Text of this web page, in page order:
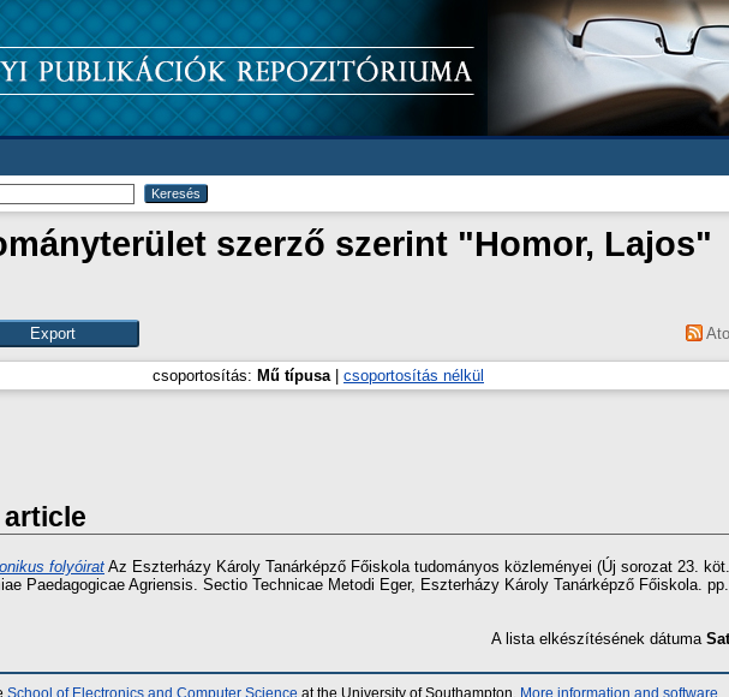
szerző szerint "Homor, Lajos"
csoportosítás: Mű típusa| csoportosítás nélkül
folyóirat Az Eszterházy Károly Tanárképző Főiskola tudományos közleményei (Új sorozat 23.
Paedagogicae Agriensis. Sectio Technicae Metodi Eger, Eszterházy Károly Tanárképző Főiskola.
A lista elkészítésének dátuma
School of Electronics and Computer Science at the University of Southampton.
More information and software